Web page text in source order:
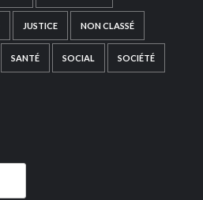
JUSTICE NON CLASSÉ
SANTÉ SOCIAL SOCIÉTÉ